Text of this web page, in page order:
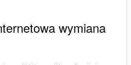
wymiana